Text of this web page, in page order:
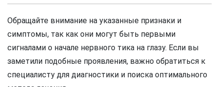
Обращайте внимание на указанные признаки и
симптомы, так как они могут быть первыми
сигналами о начале нервного тика на глазу. Если вы
заметили подобные проявления, важно обратиться к
специалисту для диагностики и поиска оптимального